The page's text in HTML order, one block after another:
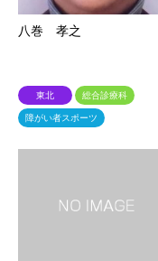
八巻 孝之
東北 総合診療科
障がい者スポーツ